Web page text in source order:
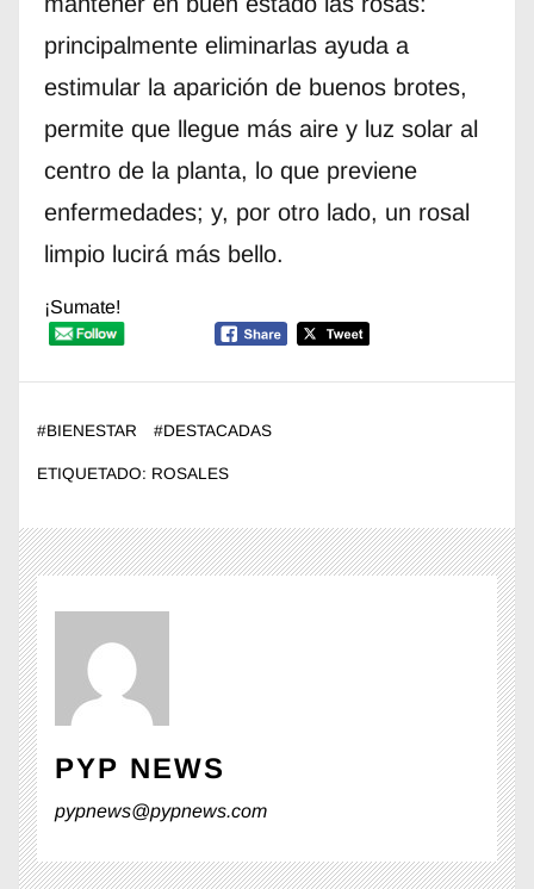
principalmente eliminarlas ayuda a
estimular la aparición de buenos brotes,
permite que llegue más aire y luz solar al
centro de la planta, lo que previene
enfermedades; y, por otro lado, un rosal
limpio lucirá más bello.
¡Sumate!
#BIENESTAR #DESTACADAS
ETIQUETADO: ROSALES
PYP NEWS
pypnews@pypnews.com